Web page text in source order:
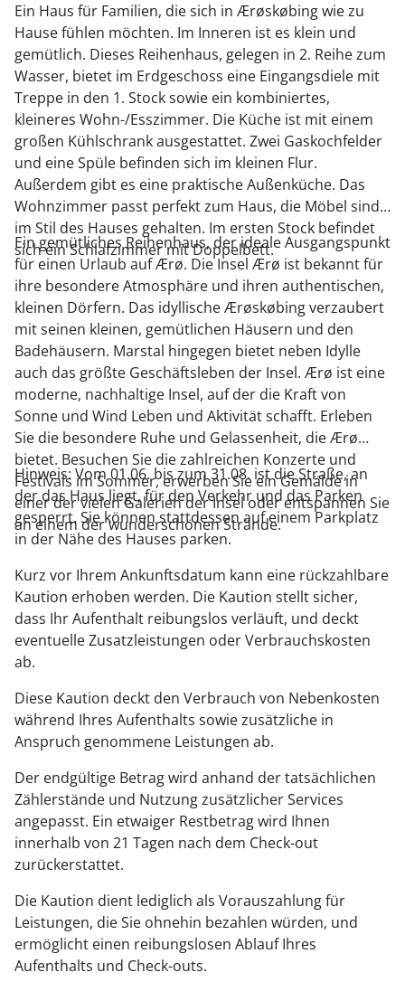
Ein Haus für Familien, die sich in Ærøskøbing wie zu
Hause fühlen möchten. Im Inneren ist es klein und
gemütlich. Dieses Reihenhaus, gelegen in 2. Reihe zum
Wasser, bietet im Erdgeschoss eine Eingangsdiele mit
Treppe in den 1. Stock sowie ein kombiniertes,
kleineres Wohn-/Esszimmer. Die Küche ist mit einem
großen Kühlschrank ausgestattet. Zwei Gaskochfelder
und eine Spüle befinden sich im kleinen Flur.
Außerdem gibt es eine praktische Außenküche. Das
Wohnzimmer passt perfekt zum Haus, die Möbel sind
im Stil des Hauses gehalten. Im ersten Stock befindet
sich ein Schlafzimmer mit Doppelbett.
Ein gemütliches Reihenhaus, der ideale Ausgangspunkt
für einen Urlaub auf Ærø. Die Insel Ærø ist bekannt für
ihre besondere Atmosphäre und ihren authentischen,
kleinen Dörfern. Das idyllische Ærøskøbing verzaubert
mit seinen kleinen, gemütlichen Häusern und den
Badehäusern. Marstal hingegen bietet neben Idylle
auch das größte Geschäftsleben der Insel. Ærø ist eine
moderne, nachhaltige Insel, auf der die Kraft von
Sonne und Wind Leben und Aktivität schafft. Erleben
Sie die besondere Ruhe und Gelassenheit, die Ærø
bietet. Besuchen Sie die zahlreichen Konzerte und
Festivals im Sommer, erwerben Sie ein Gemälde in
einer der vielen Galerien der Insel oder entspannen Sie
an einem der wunderschönen Strände.
Hinweis: Vom 01.06. bis zum 31.08. ist die Straße, an
der das Haus liegt, für den Verkehr und das Parken
gesperrt. Sie können stattdessen auf einem Parkplatz
in der Nähe des Hauses parken.
Kurz vor Ihrem Ankunftsdatum kann eine rückzahlbare
Kaution erhoben werden. Die Kaution stellt sicher,
dass Ihr Aufenthalt reibungslos verläuft, und deckt
eventuelle Zusatzleistungen oder Verbrauchskosten
ab.
Diese Kaution deckt den Verbrauch von Nebenkosten
während Ihres Aufenthalts sowie zusätzliche in
Anspruch genommene Leistungen ab.
Der endgültige Betrag wird anhand der tatsächlichen
Zählerstände und Nutzung zusätzlicher Services
angepasst. Ein etwaiger Restbetrag wird Ihnen
innerhalb von 21 Tagen nach dem Check-out
zurückerstattet.
Die Kaution dient lediglich als Vorauszahlung für
Leistungen, die Sie ohnehin bezahlen würden, und
ermöglicht einen reibungslosen Ablauf Ihres
Aufenthalts und Check-outs.